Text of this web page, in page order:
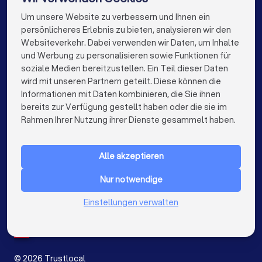
Korrespondenz mit der Gegenseite
Beweismittel (E-Mails, Fotos, Zeugenaussagen)
Ihre konkreten Fragen und Ziele
Diese Fragen sollten Sie stellen
✓ Haben Sie Erfahrung mit ähnlichen Fällen?
Wie schätzen Sie meine Erfolgsaussichten ein?
Welche Strategie empfehlen Sie?
✓ Mit welchen Kosten muss ich insgesamt rechnen
Rechtsanwälte in Filderstadt
Rechtsanwälte in Berlin
Rechtsanwälte in Hamburg
Rechtsanwälte in München
Rechtsanwälte in Köln
Rechtsanwälte in Frankfurt am Main
Rechtsanwälte in Düsseldorf
Rechtsanwälte in Essen
Rechtsanwälte in Bremen
Rechtsanwälte in Nürnberg
Rechtsanwälte in Dresden
Die besten Rechtsanwälte für Sie
info@trustlocal.de
FÜR PRIVATPERSONEN
Niederlande
© 2026 Trustlocal
Um unsere Website zu verbessern und Ihnen ein
persönlicheres Erlebnis zu bieten, analysieren wir den
Websiteverkehr. Dabei verwenden wir Daten, um Inhalte
und Werbung zu personalisieren sowie Funktionen für
soziale Medien bereitzustellen. Ein Teil dieser Daten
wird mit unseren Partnern geteilt. Diese können die
Informationen mit Daten kombinieren, die Sie ihnen
bereits zur Verfügung gestellt haben oder die sie im
Rahmen Ihrer Nutzung ihrer Dienste gesammelt haben.
Alle akzeptieren
Nur notwendige
Einstellungen verwalten